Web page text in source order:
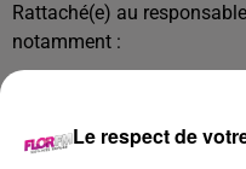
Rattaché(e) au
notamment :
bobineaux et
La saisie des
Le respect de